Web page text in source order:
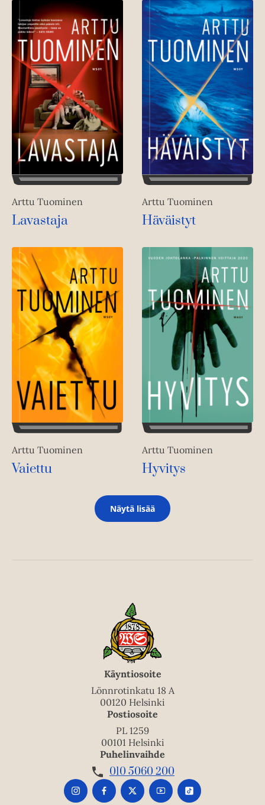
Arttu Tuominen
Lavastaja
Arttu Tuominen
Häväistyt
Arttu Tuominen
Vaiettu
Arttu Tuominen
Hyvitys
Näytä lisää
Käyntiosoite
Lönnrotinkatu 18 A
00120 Helsinki
Postiosoite
PL 1259
00101 Helsinki
Puhelinvaihde
010 5060 200